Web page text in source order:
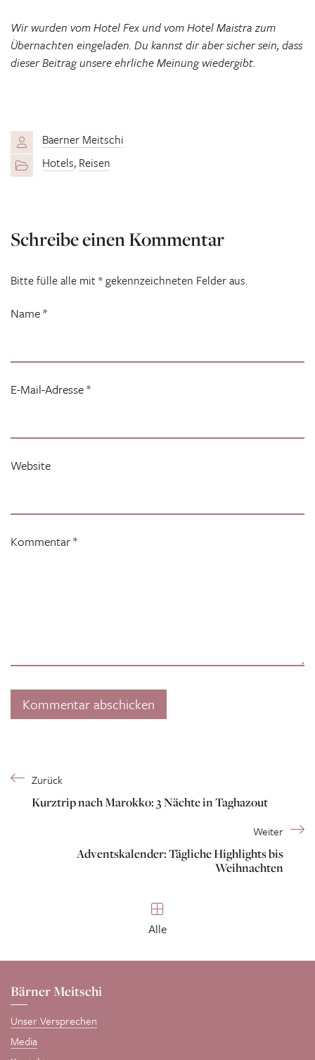
Wir wurden vom Hotel Fex und vom Hotel Maistra zum
Übernachten eingeladen. Du kannst dir aber sicher sein, dass
dieser Beitrag unsere ehrliche Meinung wiedergibt.
Baerner Meitschi
Hotels, Reisen
Schreibe einen Kommentar
Bitte fülle alle mit * gekennzeichneten Felder aus.
Name*
E-Mail-Adresse*
Website
Kommentar*
Zurück
Kurztrip nach Marokko: 3 Nächte in Taghazout
Alle
Weiter
Adventskalender: Tägliche Highlights bis
Weihnachten
Bärner Meitschi
Unser Versprechen
Media